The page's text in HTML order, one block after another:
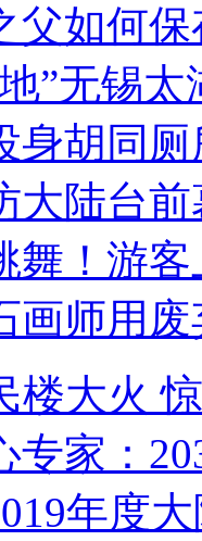
父如何
”无锡
身胡同
大陆台
舞！游客
画师用
楼大火
专家：
年度